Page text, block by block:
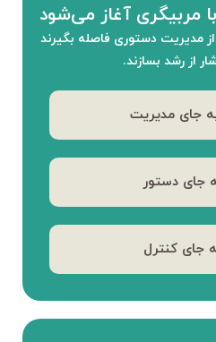
مربیگری آغاز می‌شود
مدیریت دستوری فاصله بگیرند
از رشد بسازند.
جای مدیریت
جای دستور
جای کنترل